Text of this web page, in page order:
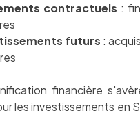
contractuels :
futurs :
financière
lesinvestissements en